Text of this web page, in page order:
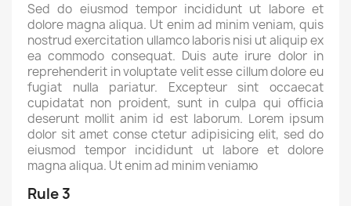
Sed do eiusmod tempor incididunt ut labore et
dolore magna aliqua. Ut enim ad minim veniam, quis
nostrud exercitation ullamco laboris nisi ut aliquip ex
ea commodo consequat. Duis aute irure dolor in
reprehenderit in voluptate velit esse cillum dolore eu
fugiat nulla pariatur. Excepteur sint occaecat
cupidatat non proident, sunt in culpa qui officia
deserunt mollit anim id est laborum. Lorem ipsum
dolor sit amet conse ctetur adipisicing elit, sed do
eiusmod tempor incididunt ut labore et dolore
magna aliqua. Ut enim ad minim veniamю
Rule 3